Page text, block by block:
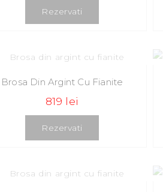
Rezervati
Brosa Din Argint Cu Fianite
819 lei
Rezervati